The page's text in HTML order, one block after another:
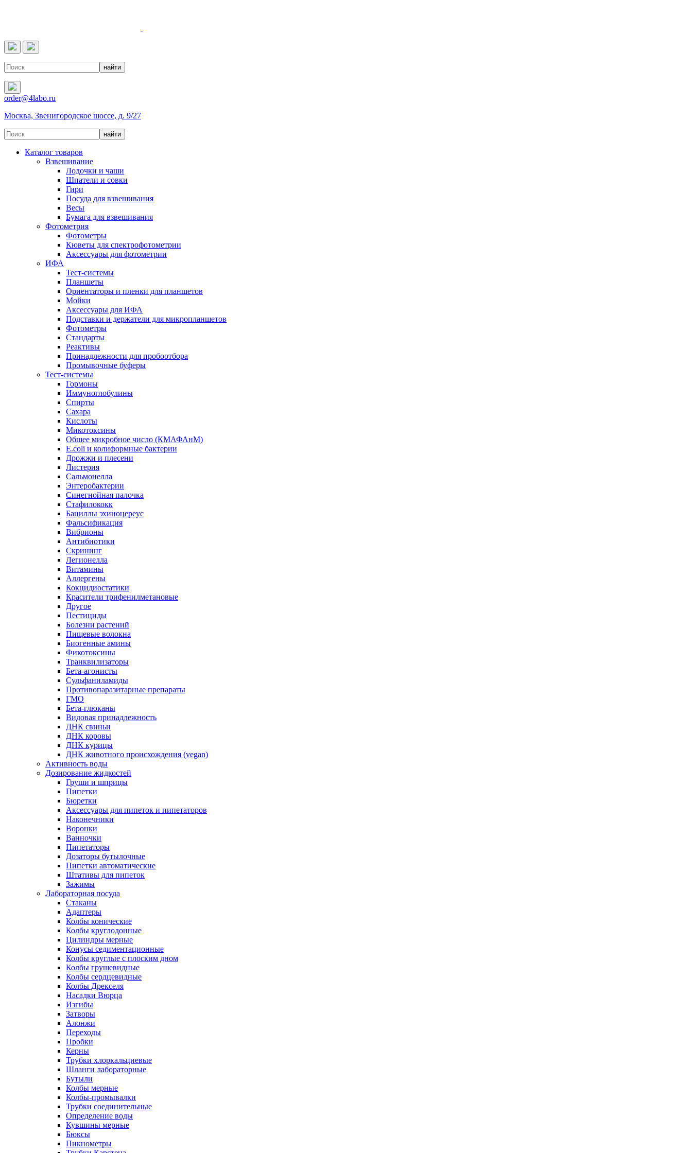
order@4labo.ru
Москва, Звенигородское шоссе, д. 9/27
Каталог товаров
Взвешивание
Лодочки и чаши
Шпатели и совки
Гири
Посуда для взвешивания
Весы
Бумага для взвешивания
Фотометрия
Фотометры
Кюветы для спектрофотометрии
Аксессуары для фотометрии
ИФА
Тест-системы
Планшеты
Ориентаторы и пленки для планшетов
Мойки
Аксессуары для ИФА
Подставки и держатели для микропланшетов
Фотометры
Стандарты
Реактивы
Принадлежности для пробоотбора
Промывочные буферы
Тест-системы
Гормоны
Иммуноглобулины
Спирты
Сахара
Кислоты
Микотоксины
Общее микробное число (КМАФАнМ)
E.coli и колиформные бактерии
Дрожжи и плесени
Листерия
Сальмонелла
Энтеробактерии
Синегнойная палочка
Стафилококк
Бациллы эхиноцереус
Фальсификация
Вибрионы
Антибиотики
Скрининг
Легионелла
Витамины
Аллергены
Кокцидиостатики
Красители трифенилметановые
Другое
Пестициды
Болезни растений
Пищевые волокна
Биогенные амины
Фикотоксины
Транквилизаторы
Бета-агонисты
Сульфаниламиды
Противопаразитарные препараты
ГМО
Бета-глюканы
Видовая принадлежность
ДНК свиньи
ДНК коровы
ДНК курицы
ДНК животного происхождения (vegan)
Активность воды
Дозирование жидкостей
Груши и шприцы
Пипетки
Бюретки
Аксессуары для пипеток и пипетаторов
Наконечники
Воронки
Ванночки
Пипетаторы
Дозаторы бутылочные
Пипетки автоматические
Штативы для пипеток
Зажимы
Лабораторная посуда
Стаканы
Адаптеры
Колбы конические
Колбы круглодонные
Цилиндры мерные
Конусы седиментационные
Колбы круглые с плоским дном
Колбы грушевидные
Колбы сердцевидные
Колбы Дрекселя
Насадки Вюрца
Изгибы
Затворы
Алонжи
Переходы
Пробки
Керны
Трубки хлоркальциевые
Шланги лабораторные
Бутыли
Колбы мерные
Колбы-промывалки
Трубки соединительные
Определение воды
Кувшины мерные
Бюксы
Пикнометры